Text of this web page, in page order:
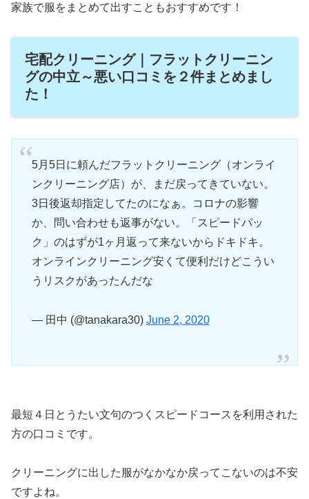
家族で服をまとめて出すこともおすすめです！
宅配クリーニング｜フラットクリーニン
グの中立～悪い口コミを２件まとめまし
た！
5月5日に頼んだフラットクリーニング（オンライ
ンクリーニング店）が、まだ戻ってきていない。
3日後返却指定してたのになぁ。コロナの影響
か、問い合わせも返事がない。「スピードパッ
ク」のはずが1ヶ月返って来ないからドキドキ。
オンラインクリーニング安くて便利だけどこうい
うリスクがあったんだな
— 田中 (@tanakara30) June 2, 2020
最短４日とうたい文句のつくスピードコースを利用された
方の口コミです。
クリーニングに出した服がなかなか戻ってこないのは不安
ですよね。